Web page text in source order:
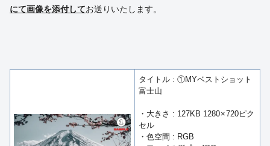
にて画像を添付してお送りいたします。
タイトル : ①MYベストショット
富士山
・大きさ : 127KB 1280 × 720ピク
セル
・色空間 : RGB